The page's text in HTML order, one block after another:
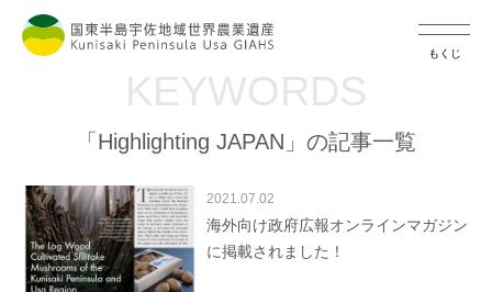
もくじ
KEYWORDS
「Highlighting JAPAN」の記事一覧
2021.07.02
海外向け政府広報オンラインマガジン
に掲載されました！